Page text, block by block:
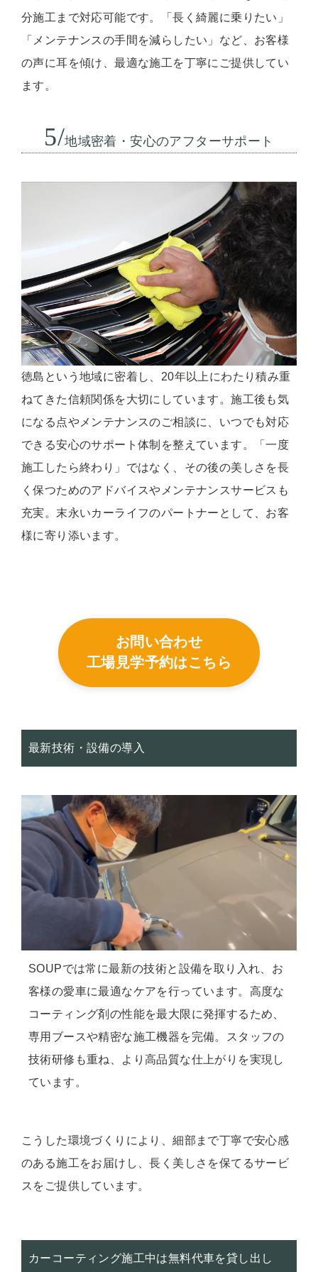
分施工まで対応可能です。「長く綺麗に乗りたい」
「メンテナンスの手間を減らしたい」など、お客様
の声に耳を傾け、最適な施工を丁寧にご提供してい
ます。
5/地域密着・安心のアフターサポート
徳島という地域に密着し、20年以上にわたり積み重
ねてきた信頼関係を大切にしています。施工後も気
になる点やメンテナンスのご相談に、いつでも対応
できる安心のサポート体制を整えています。「一度
施工したら終わり」ではなく、その後の美しさを長
く保つためのアドバイスやメンテナンスサービスも
充実。末永いカーライフのパートナーとして、お客
様に寄り添います。
お問い合わせ
工場見学予約はこちら
最新技術・設備の導入
SOUPでは常に最新の技術と設備を取り入れ、お
客様の愛車に最適なケアを行っています。高度な
コーティング剤の性能を最大限に発揮するため、
専用ブースや精密な施工機器を完備。スタッフの
技術研修も重ね、より高品質な仕上がりを実現し
ています。
こうした環境づくりにより、細部まで丁寧で安心感
のある施工をお届けし、長く美しさを保てるサービ
スをご提供しています。
カーコーティング施工中は無料代車を貸し出し